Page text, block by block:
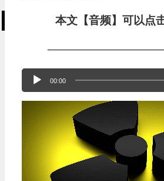
本文【音频】可以点
频
00:00